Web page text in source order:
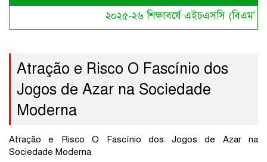
২০২৫-২৬ শিক্ষাবর্ষে এইচএসসি (বিএমটি)
Atração e Risco O Fascínio dos
Jogos de Azar na Sociedade
Moderna
Atração e Risco O Fascínio dos Jogos de Azar na
Sociedade Moderna